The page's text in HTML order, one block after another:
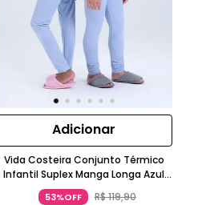
Adicionar
Vida Costeira Conjunto Térmico
Infantil Suplex Manga Longa Azul
Claro
53%OFF R$119,90